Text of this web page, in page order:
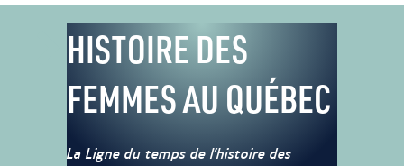
HISTOIRE DES
FEMMES AU QUÉBEC
La Ligne du temps de l’histoire des